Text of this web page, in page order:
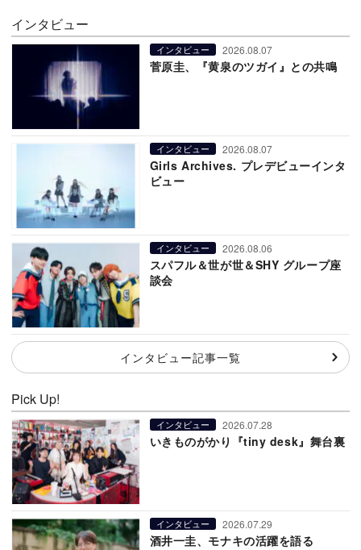
インタビュー
インタビュー 2026.08.07
菅原圭、『黄泉のツガイ』との共鳴
インタビュー 2026.08.07
Girls Archives. プレデビューインタ
ビュー
インタビュー 2026.08.06
スパフル＆世が世＆SHY グループ座
談会
インタビュー記事一覧
Pick Up!
インタビュー 2026.07.28
いきものがかり『tiny desk』舞台裏
インタビュー 2026.07.29
酒井一圭、モナキの活躍を語る